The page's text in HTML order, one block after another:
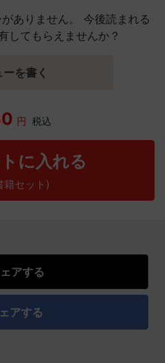
ありません。 今後読まれる
してもらえませんか？
を書く
円 税込
に入れる
籍セット)
アする
アする